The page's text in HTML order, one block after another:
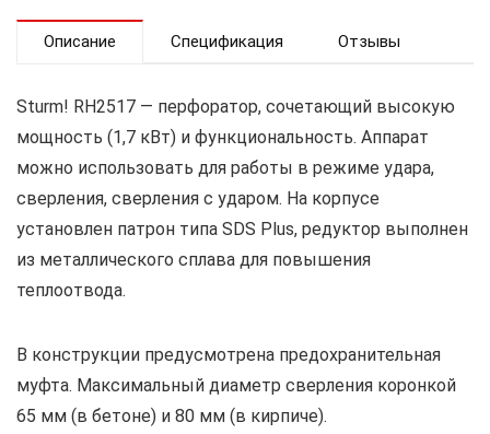
Описание Спецификация Отзывы
Sturm! RH2517 — перфоратор, сочетающий высокую
мощность (1,7 кВт) и функциональность. Аппарат
можно использовать для работы в режиме удара,
сверления, сверления с ударом. На корпусе
установлен патрон типа SDS Plus, редуктор выполнен
из металлического сплава для повышения
теплоотвода.
В конструкции предусмотрена предохранительная
муфта. Максимальный диаметр сверления коронкой
65 мм (в бетоне) и 80 мм (в кирпиче).